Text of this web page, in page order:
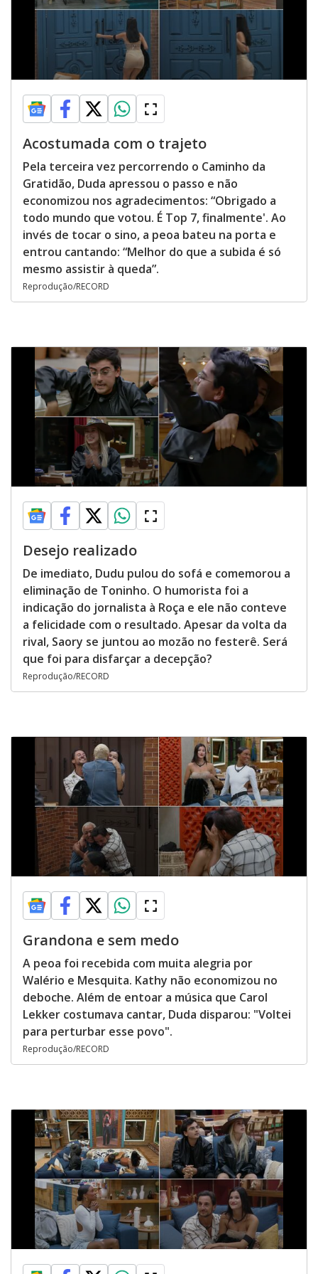
Acostumada com o trajeto
Pela terceira vez percorrendo o Caminho da
Gratidão, Duda apressou o passo e não
economizou nos agradecimentos: “Obrigado a
todo mundo que votou. É Top 7, finalmente'. Ao
invés de tocar o sino, a peoa bateu na porta e
entrou cantando: “Melhor do que a subida é só
mesmo assistir à queda”.
Reprodução/RECORD
Desejo realizado
De imediato, Dudu pulou do sofá e comemorou a
eliminação de Toninho. O humorista foi a
indicação do jornalista à Roça e ele não conteve
a felicidade com o resultado. Apesar da volta da
rival, Saory se juntou ao mozão no festerê. Será
que foi para disfarçar a decepção?
Reprodução/RECORD
Grandona e sem medo
A peoa foi recebida com muita alegria por
Walério e Mesquita. Kathy não economizou no
deboche. Além de entoar a música que Carol
Lekker costumava cantar, Duda disparou: "Voltei
para perturbar esse povo".
Reprodução/RECORD